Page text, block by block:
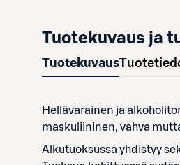
Tuotekuvaus ja
Tuotekuvaus
Hellävarainen ja
maskuliininen, vahva
Alkutuoksussa yhdistyy